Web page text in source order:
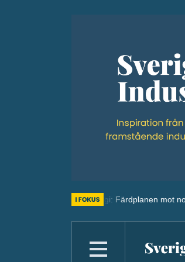
Termisk energi: Färdplanen mot noll utsläpp